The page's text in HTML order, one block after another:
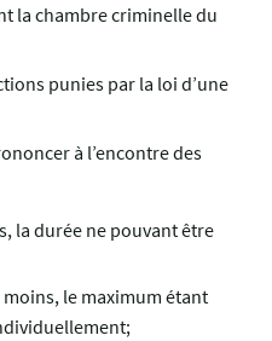
la chambre criminelle du
punies par la loi d’une
à l’encontre des
la durée ne pouvant être
moins, le maximum étant